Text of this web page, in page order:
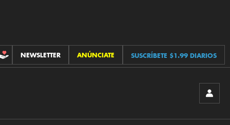
CONTRIBUCIONES
NEWSLETTER ANÚNCIATE SUSCRÍBETE $1.99 DIARIOS